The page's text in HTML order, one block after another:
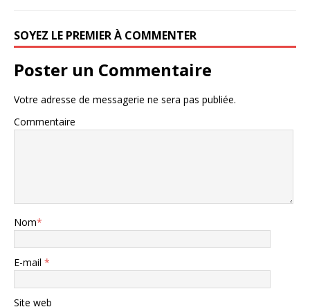
SOYEZ LE PREMIER À COMMENTER
Poster un Commentaire
Votre adresse de messagerie ne sera pas publiée.
Commentaire
Nom*
E-mail *
Site web